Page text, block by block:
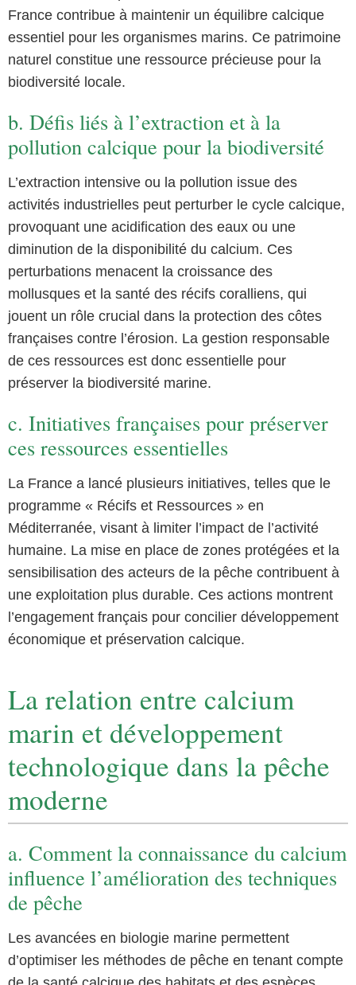
France contribue à maintenir un équilibre calcique
essentiel pour les organismes marins. Ce patrimoine
naturel constitue une ressource précieuse pour la
biodiversité locale.
b. Défis liés à l’extraction et à la
pollution calcique pour la biodiversité
L’extraction intensive ou la pollution issue des
activités industrielles peut perturber le cycle calcique,
provoquant une acidification des eaux ou une
diminution de la disponibilité du calcium. Ces
perturbations menacent la croissance des
mollusques et la santé des récifs coralliens, qui
jouent un rôle crucial dans la protection des côtes
françaises contre l’érosion. La gestion responsable
de ces ressources est donc essentielle pour
préserver la biodiversité marine.
c. Initiatives françaises pour préserver
ces ressources essentielles
La France a lancé plusieurs initiatives, telles que le
programme « Récifs et Ressources » en
Méditerranée, visant à limiter l’impact de l’activité
humaine. La mise en place de zones protégées et la
sensibilisation des acteurs de la pêche contribuent à
une exploitation plus durable. Ces actions montrent
l’engagement français pour concilier développement
économique et préservation calcique.
La relation entre calcium
marin et développement
technologique dans la pêche
moderne
a. Comment la connaissance du calcium
influence l’amélioration des techniques
de pêche
Les avancées en biologie marine permettent
d’optimiser les méthodes de pêche en tenant compte